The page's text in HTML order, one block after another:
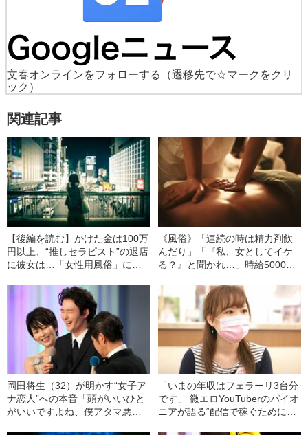
文春オンラインをフォローする
（遷移先で☆マークをクリ
ック）
関連記事
【後編を読む】かけた金は100万
円以上、“推しセラピスト”の退店
に彼女は…「女性用風俗」にハ
《風俗》「連続の時は精力剤飲
んだり」「『私、女としてイケ
る？』と聞かれ…」時給5000円
（26）の“リアル”
岡田将生（32）が明かす“女子ア
ナ恋人”への本音「頭がいいひと
がいいですよね、僕アタマ悪い
「いまの年収はフェラーリ3台分
です」 微エロYouTuberのパイオ
ニアが語る“配信で稼ぐために最